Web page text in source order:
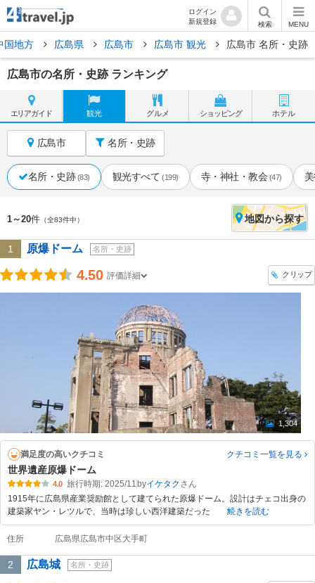
ログイン
新規登録
検索 MENU
国地方 広島県 広島市 広島市 観光 広島市 名所・史跡
広島市の名所・史跡 ランキング
エリアガイド 観光 グルメ ショッピング ホテル
広島市 名所・史跡
名所・史跡 (83) 観光すべて (199) 寺・神社・教会 (47)
1～20件 （全83件中） 地図から探す
1 原爆ドーム 名所・史跡
4.50 評価詳細 クリップ
1,304
満足度の高いクチコミ クチコミ一覧を見る
世界遺産原爆ドーム
4.0 旅行時期: 2025/11 byイケタク
1915年に広島県産業奨励館として建てられた原爆ドーム。設計はチェコ出身の
建築家ヤン・レツルで、当時は珍しい西洋建築だった
続きを読む
住所 広島県広島市中区大手町
2 広島城 名所・史跡